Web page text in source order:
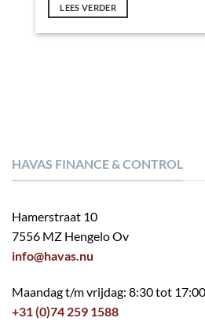
LEES VERDER
HAVAS FINANCE & CONTROL
Hamerstraat 10
7556 MZ Hengelo Ov
info@havas.nu
Maandag t/m vrijdag: 8:30 tot
+31 (0)74 259 1588